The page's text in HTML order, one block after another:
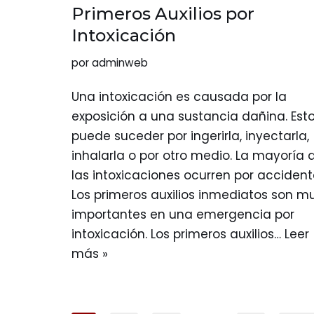
Primeros Auxilios por
Intoxicación
poradminweb
Una intoxicación es causada por la
exposición a una sustancia dañina.
puede suceder por ingerirla, inyectarla,
inhalarla o por otro medio. La mayoría
las intoxicaciones ocurren por
Los primeros auxilios inmediatos son
importantes en una emergencia por
intoxicación. Los primeros auxilios… Leer
más »